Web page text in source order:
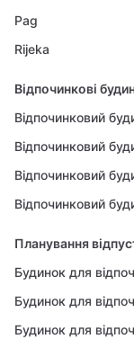
Pag
Rijeka
Відпочинкові
Відпочинковий
Відпочинковий
Відпочинковий
Відпочинковий
Планування
Будинок для
Будинок для
Будинок для